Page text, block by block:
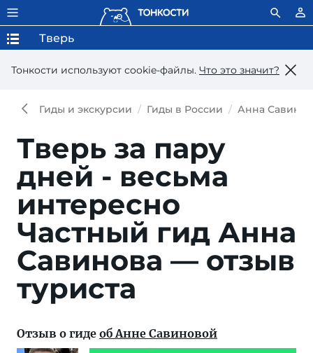
Тонкости используют сookie-файлы. Что это значит?
Тверь
Гиды и экскурсии Гиды в России Анна
Тверь за пару
дней - весьма
интересно
Частный гид Анна
Савинова — отзыв
туриста
Отзыв о гиде об Анне Савиновой